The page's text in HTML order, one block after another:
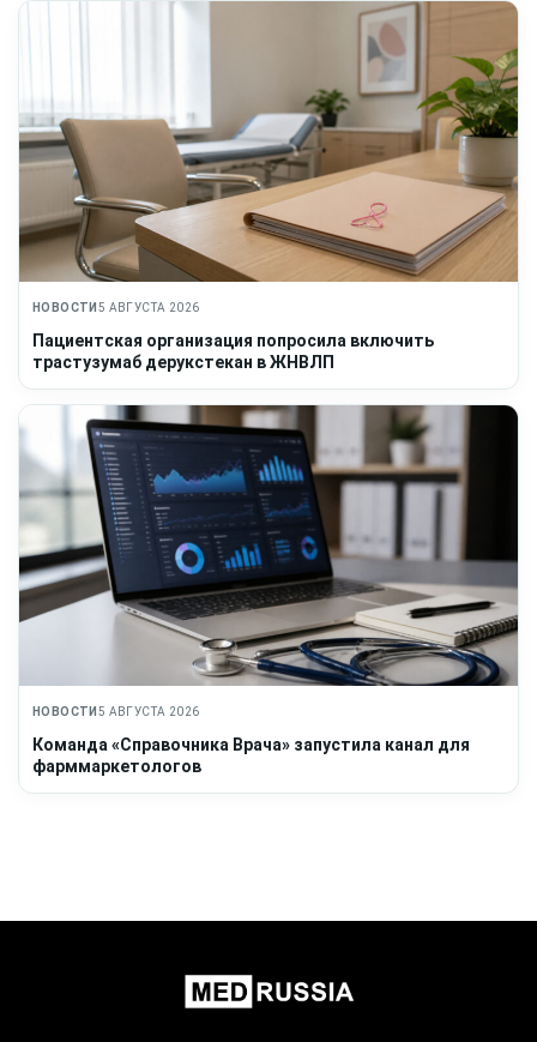
НОВОСТИ 5 АВГУСТА 2026
Пациентская организация попросила включить
трастузумаб дерукстекан в ЖНВЛП
НОВОСТИ 5 АВГУСТА 2026
Команда «Справочника Врача» запустила канал для
фарммаркетологов